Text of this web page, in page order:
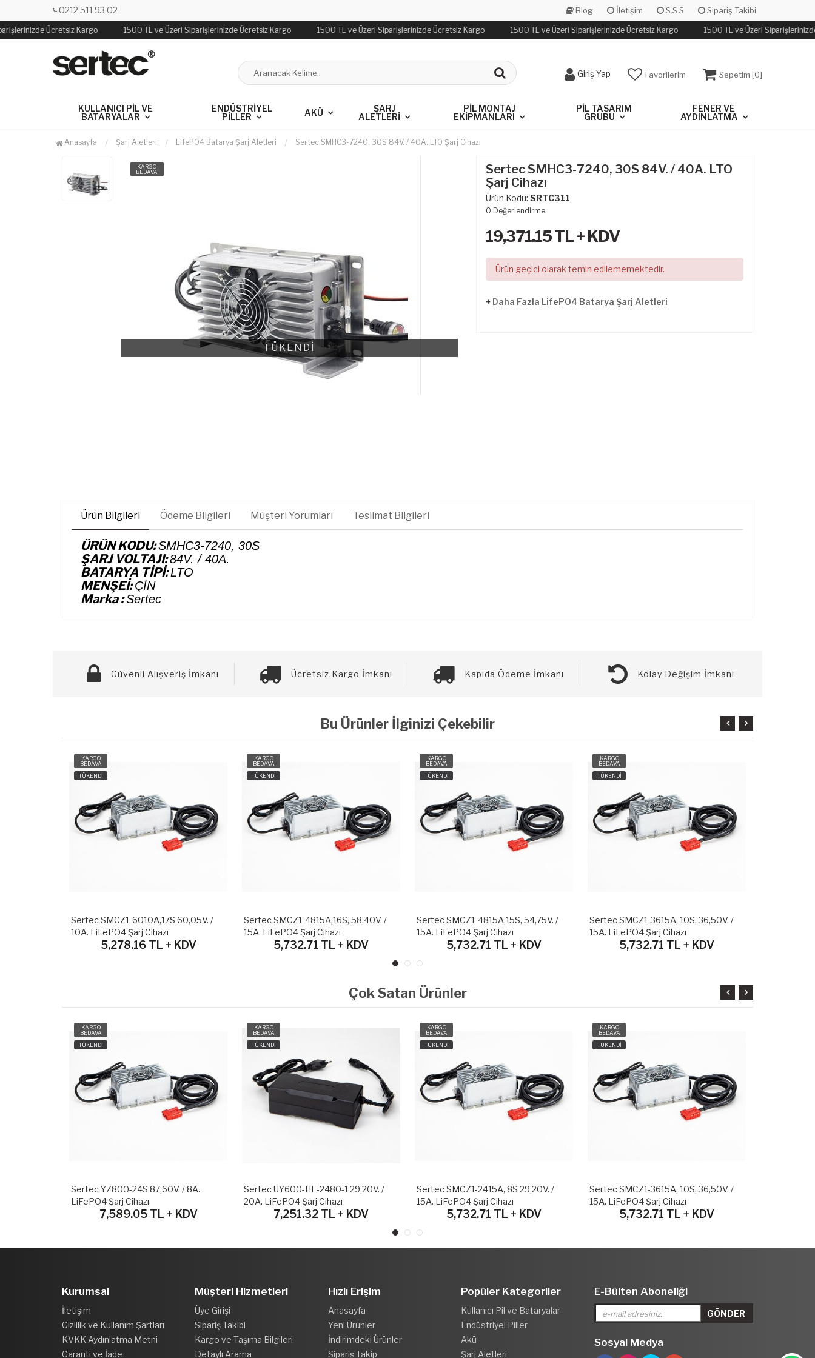
0212 511 93 02 Blog İletişim S.S.S Sipariş Takibi
Ücretsiz Kargo 1500 TL ve Üzeri Siparişlerinizde Ücretsiz Kargo 1500 TL ve Üzeri Siparişlerinizde Ücretsiz Kargo 1500 TL ve Üzeri Siparişlerinizde Ücretsiz Kargo 1500 TL ve Üzeri
Giriş Yap Favorilerim Sepetim [0]
KULLANICI PIL VE
BATARYALAR
ENDÜSTRIYEL
PILLER
AKÜ
ŞARJ
ALETLERI
PIL MONTAJ
EKIPMANLARI
PIL TASARIM
GRUBU
FENER VE
AYDINLATMA
Anasayfa Şarj Aletleri LifePO4 Batarya Şarj Aletleri Sertec SMHC3-7240, 30S 84V. / 40A. LTO Şarj Cihazı
KARGO
BEDAVA
TÜKENDİ
Sertec SMHC3-7240, 30S 84V. / 40A. LTO
Şarj Cihazı
Ürün Kodu: SRTC311
0 Değerlendirme
19,371.15TL + KDV
Ürün geçici olarak temin edilememektedir.
+ Daha Fazla LifePO4 Batarya Şarj Aletleri
Ürün Bilgileri Ödeme Bilgileri Müşteri Yorumları Teslimat Bilgileri
ÜRÜN KODU:SMHC3-7240, 30S
ŞARJ VOLTAJI:84V. / 40A.
BATARYA TİPİ:LTO
MENŞEİ:ÇİN
Marka :Sertec
Güvenli Alışveriş İmkanı Ücretsiz Kargo İmkanı Kapıda Ödeme İmkanı Kolay Değişim İmkanı
Bu Ürünler İlginizi Çekebilir
KARGO
BEDAVA
TÜKENDİ
Sertec SMCZ1-6010A,17S 60,05V. /
10A. LiFePO4 Şarj Cihazı
5,278.16 TL + KDV
KARGO
BEDAVA
TÜKENDİ
Sertec SMCZ1-4815A,16S, 58,40V. /
15A. LiFePO4 Şarj Cihazı
5,732.71 TL + KDV
KARGO
BEDAVA
TÜKENDİ
Sertec SMCZ1-4815A,15S, 54,75V. /
15A. LiFePO4 Şarj Cihazı
5,732.71 TL + KDV
KARGO
BEDAVA
TÜKENDİ
Sertec SMCZ1-3615A, 10S, 36,50V. /
15A. LiFePO4 Şarj Cihazı
5,732.71 TL + KDV
Çok Satan Ürünler
KARGO
BEDAVA
TÜKENDİ
Sertec YZ800-24S 87,60V. / 8A.
LiFePO4 Şarj Cihazı
7,589.05 TL + KDV
KARGO
BEDAVA
TÜKENDİ
Sertec UY600-HF-2480-1 29,20V. /
20A. LiFePO4 Şarj Cihazı
7,251.32 TL + KDV
KARGO
BEDAVA
TÜKENDİ
Sertec SMCZ1-2415A, 8S 29,20V. /
15A. LiFePO4 Şarj Cihazı
5,732.71 TL + KDV
KARGO
BEDAVA
TÜKENDİ
Sertec SMCZ1-3615A, 10S, 36,50V. /
15A. LiFePO4 Şarj Cihazı
5,732.71 TL + KDV
Kurumsal
İletişim
Gizlilik ve Kullanım Şartları
KVKK Aydınlatma Metni
Garanti ve İade
Müşteri Hizmetleri
Üye Girişi
Sipariş Takibi
Kargo ve Taşıma Bilgileri
Detaylı Arama
Hızlı Erişim
Anasayfa
Yeni Ürünler
İndirimdeki Ürünler
Sipariş Takip
Popüler Kategoriler
Kullanıcı Pil ve Bataryalar
Endüstriyel Piller
Akü
Şarj Aletleri
E-Bülten Aboneliği
Sosyal Medya